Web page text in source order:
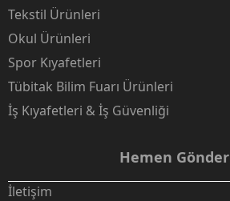
Tekstil Ürünleri
Okul Ürünleri
Spor Kıyafetleri
Tübitak Bilim Fuarı Ürünleri
İş Kıyafetleri & İş Güvenliği
Hemen Gönder
İletişim